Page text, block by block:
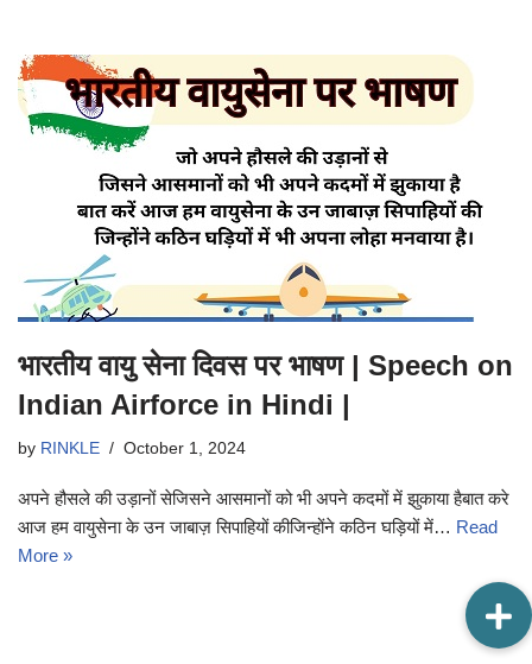
भारतीय वायु सेना दिवस पर भाषण | Speech on
Indian Airforce in Hindi |
by RINKLE October 1, 2024
अपने हौसले की उड़ानों सेजिसने आसमानों को भी अपने कदमों में झुकाया हैबात करे
आज हम वायुसेना के उन जाबाज़ सिपाहियों कीजिन्होंने कठिन घड़ियों में… Read
More »